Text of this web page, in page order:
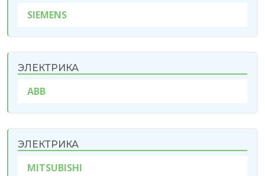
SIEMENS
ЭЛЕКТРИКА
ABB
ЭЛЕКТРИКА
MITSUBISHI